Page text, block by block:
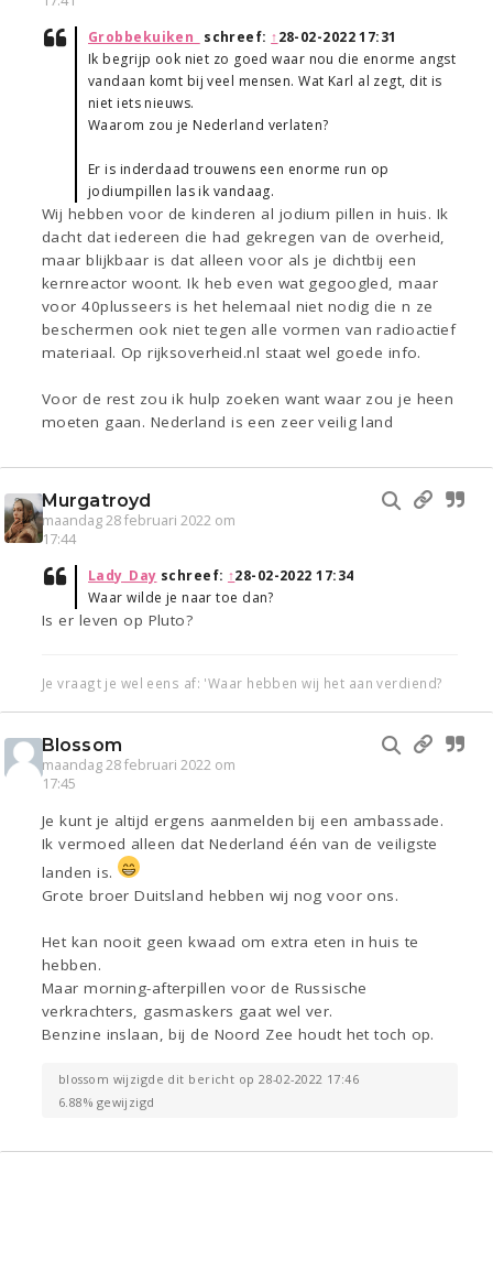
Grobbekuiken_
schreef: ↑28-02-2022 17:31
Ik begrijp ook niet zo goed waar nou die enorme angst
vandaan komt bij veel mensen. Wat Karl al zegt, dit is
niet iets nieuws.
Waarom zou je Nederland verlaten?
Er is inderdaad trouwens een enorme run op
jodiumpillen las ik vandaag.
Wij hebben voor de kinderen al jodium pillen in huis. Ik
dacht dat iedereen die had gekregen van de overheid,
maar blijkbaar is dat alleen voor als je dichtbij een
kernreactor woont. Ik heb even wat gegoogled, maar
voor 40plusseers is het helemaal niet nodig die n ze
beschermen ook niet tegen alle vormen van radioactief
materiaal. Op rijksoverheid.nl staat wel goede info.
Voor de rest zou ik hulp zoeken want waar zou je heen
moeten gaan. Nederland is een zeer veilig land
Murgatroyd
maandag 28 februari 2022 om
17:44
Lady_Day schreef: ↑28-02-2022 17:34
Waar wilde je naar toe dan?
Is er leven op Pluto?
Je vraagt je wel eens af: 'Waar hebben wij het aan verdiend?
Blossom
maandag 28 februari 2022 om
17:45
Je kunt je altijd ergens aanmelden bij een ambassade.
Ik vermoed alleen dat Nederland één van de veiligste
landen is.
Grote broer Duitsland hebben wij nog voor ons.
Het kan nooit geen kwaad om extra eten in huis te
hebben.
Maar morning-afterpillen voor de Russische
verkrachters, gasmaskers gaat wel ver.
Benzine inslaan, bij de Noord Zee houdt het toch op.
blossom wijzigde dit bericht op 28-02-2022 17:46
6.88% gewijzigd